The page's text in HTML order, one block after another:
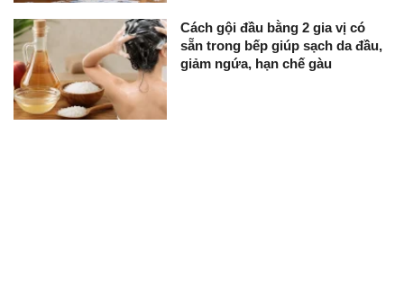
Cách gội đầu bằng 2 gia vị có
sẵn trong bếp giúp sạch da đầu,
giảm ngứa, hạn chế gàu